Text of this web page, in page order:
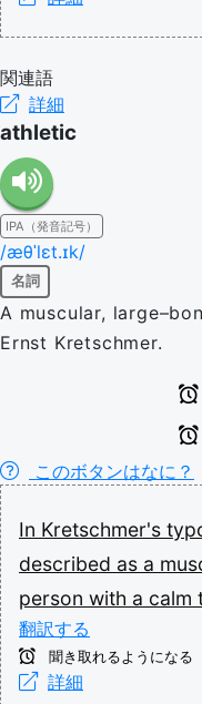
関連語
詳細
athletic
IPA（発音記号）
/æθˈlɛt.ɪk/
名詞
A muscular,
Ernst Kretschmer.
このボタンはなに？
In Kretschmer's
described as a
person with a calm
翻訳する
聞き取れるようになる
詳細